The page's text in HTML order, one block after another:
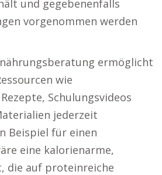
und gegebenenfalls
vorgenommen werden
ermöglicht
wie
Schulungsvideos
jederzeit
Beispiel für einen
eine kalorienarme,
die auf proteinreiche